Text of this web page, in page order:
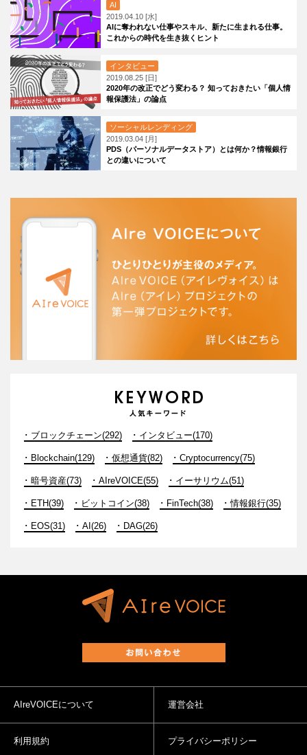
AI
2019.04.10 [水]
AIに奪われない仕事やスキル、新たに生まれる仕事。
これからの時代を生き抜くヒント
インタビュー
2019.08.25 [日]
2020年の改正でどう変わる？ 知っておきたい「個人情
報保護法」の論点
ソーシャルレンディング
2019.03.04 [月]
PDS（パーソナルデータストア）とは何か？情報銀行
との違いについて
ブロックチェーン(292) インタビュー(170)
Blockchain(129) 仮想通貨(82) Cryptocurrency(75)
暗号資産(73) AIreVOICE(55) イーサリウム(51)
ETH(39) ビットコイン(38) FinTech(38) 情報銀行(35)
EOS(31) AI(26) DAG(26)
AIreVOICEについて 運営会社
利用規約 プライバシーポリシー